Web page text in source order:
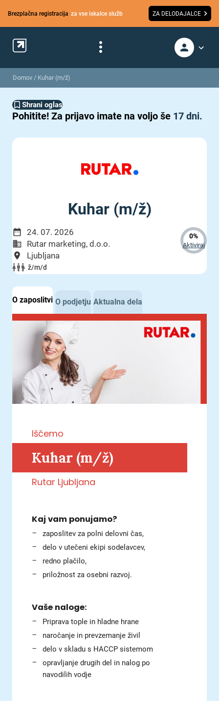
Brezplačna registracija za vse iskalce služb ZA DELODAJALCE
Domov / Kuhar (m/ž)
Shrani oglas
Pohitite! Za prijavo imate na voljo še 17 dni.
Kuhar (m/ž)
24. 07. 2026
Rutar marketing, d.o.o.
Ljubljana
ž/m/d
0%
Aktiviraj
O zaposlitvi O podjetju Aktualna dela
Iščemo
Kuhar (m/ž)
Rutar Ljubljana
Kaj vam ponujamo?
zaposlitev za polni delovni čas,
delo v utečeni ekipi sodelavcev,
redno plačilo,
priložnost za osebni razvoj.
Vaše naloge:
Priprava tople in hladne hrane
naročanje in prevzemanje živil
delo v skladu s HACCP sistemom
opravljanje drugih del in nalog po
navodilih vodje